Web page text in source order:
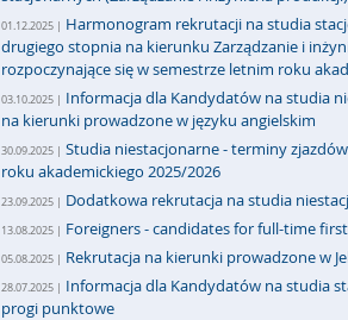
01.12.2025 | Harmonogram rekrutacji na studia
drugiego stopnia na kierunku Zarządzanie i
rozpoczynające się w semestrze letnim roku
03.10.2025 | Informacja dla Kandydatów na studia
na kierunki prowadzone w języku angielskim
30.09.2025 | Studia niestacjonarne - terminy
roku akademickiego 2025/2026
23.09.2025 | Dodatkowa rekrutacja na studia
13.08.2025 | Foreigners - candidates for full-time
05.08.2025 | Rekrutacja na kierunki prowadzone w
28.07.2025 | Informacja dla Kandydatów na studia
progi punktowe